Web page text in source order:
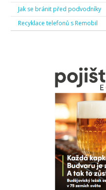
Jak se bránit před podvodníky
Recyklace telefonů s Remobil